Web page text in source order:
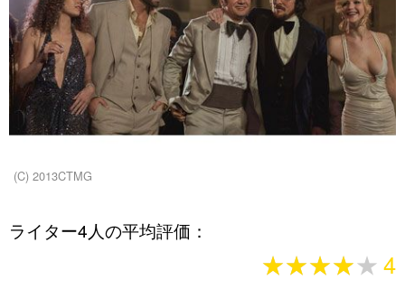
(C) 2013CTMG
ライター4人の平均評価：
★★★★★
★★★★★4